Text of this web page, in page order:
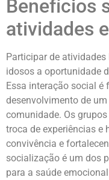
Benefícios
atividades
Participar de
idosos a oportunidade
Essa interação social
desenvolvimento de
comunidade. Os
troca de experiências e
convivência e
socialização é um dos
para a saúde